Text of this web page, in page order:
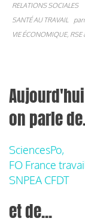
RELATIONS SOCIALES
SANTÉ AU TRAVAIL
VIE ÉCONOMIQUE, RSE
Aujourd'hui
on parle
SciencesPo,
FO France
SNPEA CFDT
et de...